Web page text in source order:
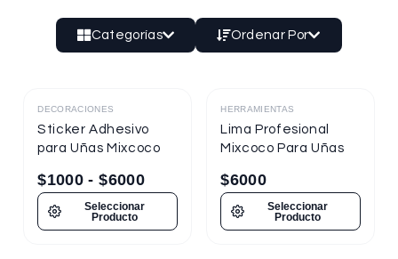
Categorías Ordenar Por
Destacado
DECORACIONES
Sticker Adhesivo
para Uñas Mixcoco
$1000 - $6000
Seleccionar
Producto
Destacado
HERRAMIENTAS
Lima Profesional
Mixcoco Para Uñas
$6000
Seleccionar
Producto